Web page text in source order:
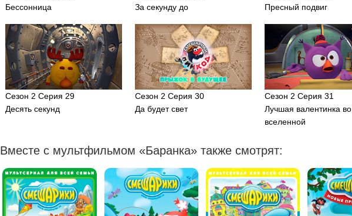
Бессонница
За секунду до
Пресный подвиг
Сезон 2 Серия 29
Десять секунд
Сезон 2 Серия 30
Да будет свет
Сезон 2 Серия 31
Лучшая валентинка во
вселенной
Вместе с мультфильмом «Баранка» также смотрят: